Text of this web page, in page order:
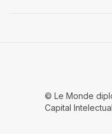
© Le Monde
Capital